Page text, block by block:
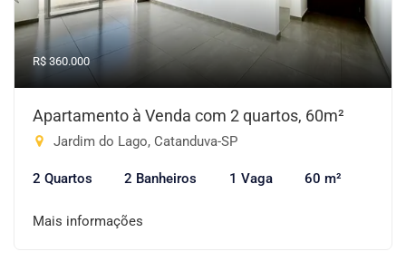
R$ 360.000
Apartamento à Venda com 2 quartos, 60m²
Jardim do Lago, Catanduva-SP
2 Quartos 2 Banheiros 1 Vaga 60 m²
Mais informações